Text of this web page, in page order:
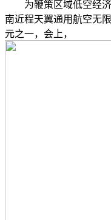
为鞭策区域低空经济
南近程天翼通用航空无
元之一，会上，